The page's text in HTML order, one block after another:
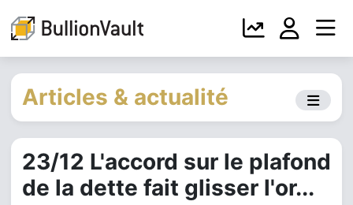
Articles & actualité
23/12 L'accord sur le plafond
de la dette fait glisser l'or...